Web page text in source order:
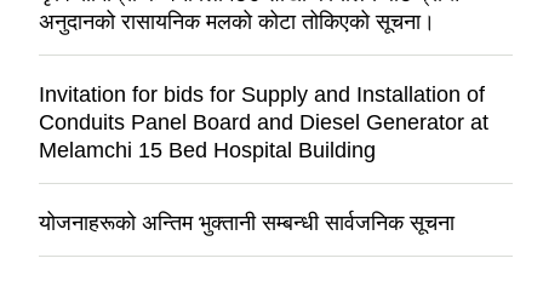
अनुदानको रासायनिक मलको कोटा तोकिएको सूचना।
Invitation for bids for Supply and Installation of
Conduits Panel Board and Diesel Generator at
Melamchi 15 Bed Hospital Building
योजनाहरूको अन्तिम भुक्तानी सम्बन्धी सार्वजनिक सूचना